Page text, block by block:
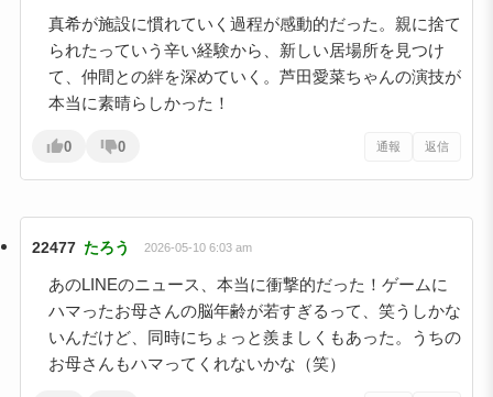
真希が施設に慣れていく過程が感動的だった。親に捨て
られたっていう辛い経験から、新しい居場所を見つけ
て、仲間との絆を深めていく。芦田愛菜ちゃんの演技が
本当に素晴らしかった！
0 0 通報 返信
22477 たろう 2026-05-10 6:03 am
あのLINEのニュース、本当に衝撃的だった！ゲームに
ハマったお母さんの脳年齢が若すぎるって、笑うしかな
いんだけど、同時にちょっと羨ましくもあった。うちの
お母さんもハマってくれないかな（笑）